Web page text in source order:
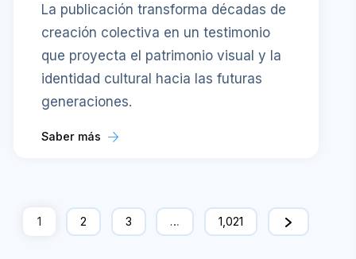
La publicación transforma décadas de
creación colectiva en un testimonio
que proyecta el patrimonio visual y la
identidad cultural hacia las futuras
generaciones.
Saber más
1 2 3 … 1,021